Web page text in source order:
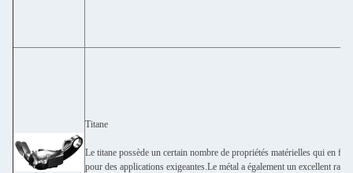
Titane
Le titane possède un certain nombre de propriétés matérielles qui en
pour des applications exigeantes.Le métal a également un excellent